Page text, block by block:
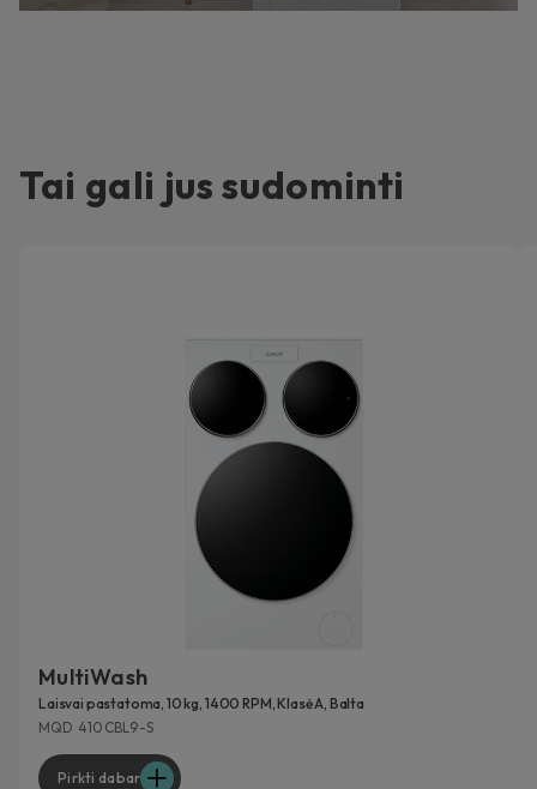
Tai gali jus sudominti
MultiWash
Laisvai pastatoma, 10 kg, 1400 RPM, Klasė A, Balta
MQD 410CBL9-S
Pirkti dabar